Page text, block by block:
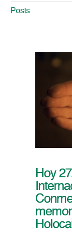
Posts
Hoy